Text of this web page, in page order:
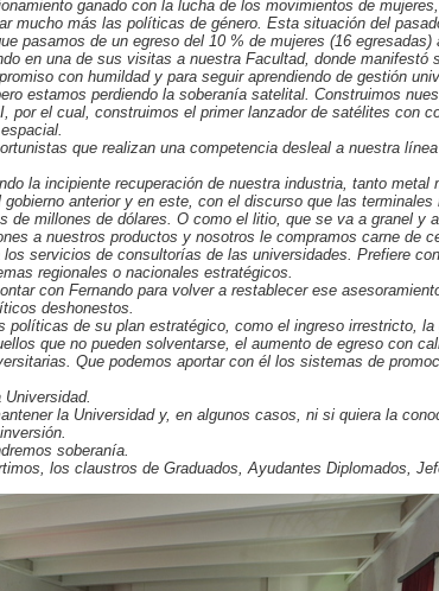
ganado con la lucha de los movimientos de
mucho más las políticas de género. Esta situación del
pasamos de un egreso del 10 % de mujeres (16
en una de sus visitas a nuestra Facultad, donde
con humildad y para seguir aprendiendo de gestión
estamos perdiendo la soberanía satelital. Construimos
por el cual, construimos el primer lanzador de satélites con
que realizan una competencia desleal a nuestra
la incipiente recuperación de nuestra industria, tanto
anterior y en este, con el discurso que las
de millones de dólares. O como el litio, que se va a granel
a nuestros productos y nosotros le compramos carne de
servicios de consultorías de las universidades. Prefiere
regionales o nacionales estratégicos.
con Fernando para volver a restablecer ese
deshonestos.
políticas de su plan estratégico, como el ingreso irrestricto,
que no pueden solventarse, el aumento de egreso con
Que podemos aportar con él los sistemas de
la Universidad y, en algunos casos, ni si quiera la
soberanía.
los claustros de Graduados, Ayudantes Diplomados,